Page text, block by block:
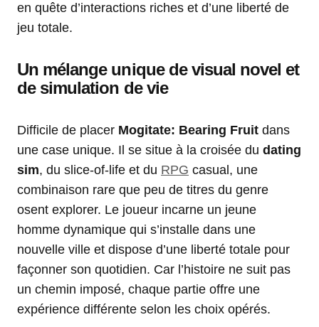
en quête d’interactions riches et d’une liberté de
jeu totale.
Un mélange unique de visual novel et
de simulation de vie
Difficile de placer Mogitate: Bearing Fruit dans
une case unique. Il se situe à la croisée du dating
sim, du slice-of-life et du RPG casual, une
combinaison rare que peu de titres du genre
osent explorer. Le joueur incarne un jeune
homme dynamique qui s’installe dans une
nouvelle ville et dispose d’une liberté totale pour
façonner son quotidien. Car l’histoire ne suit pas
un chemin imposé, chaque partie offre une
expérience différente selon les choix opérés.